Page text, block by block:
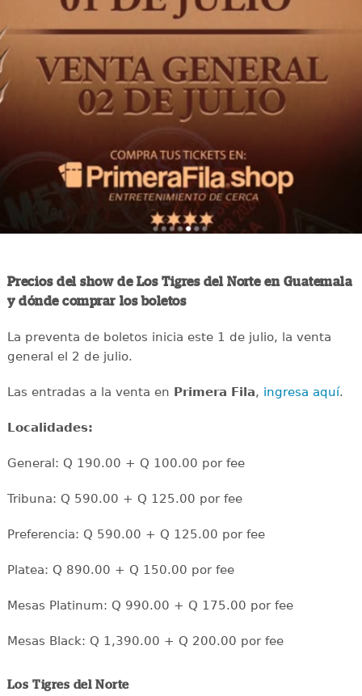
Precios del show de Los Tigres del Norte en Guatemala
y dónde comprar los boletos
La preventa de boletos inicia este 1 de julio, la venta
general el 2 de julio.
Las entradas a la venta en Primera Fila, ingresa aquí.
Localidades:
General: Q 190.00 + Q 100.00 por fee
Tribuna: Q 590.00 + Q 125.00 por fee
Preferencia: Q 590.00 + Q 125.00 por fee
Platea: Q 890.00 + Q 150.00 por fee
Mesas Platinum: Q 990.00 + Q 175.00 por fee
Mesas Black: Q 1,390.00 + Q 200.00 por fee
Los Tigres del Norte